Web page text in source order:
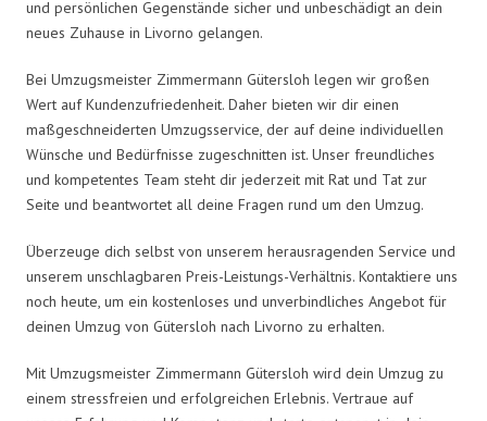
und persönlichen Gegenstände sicher und unbeschädigt an dein
neues Zuhause in Livorno gelangen.
Bei Umzugsmeister Zimmermann Gütersloh legen wir großen
Wert auf Kundenzufriedenheit. Daher bieten wir dir einen
maßgeschneiderten Umzugsservice, der auf deine individuellen
Wünsche und Bedürfnisse zugeschnitten ist. Unser freundliches
und kompetentes Team steht dir jederzeit mit Rat und Tat zur
Seite und beantwortet all deine Fragen rund um den Umzug.
Überzeuge dich selbst von unserem herausragenden Service und
unserem unschlagbaren Preis-Leistungs-Verhältnis. Kontaktiere uns
noch heute, um ein kostenloses und unverbindliches Angebot für
deinen Umzug von Gütersloh nach Livorno zu erhalten.
Mit Umzugsmeister Zimmermann Gütersloh wird dein Umzug zu
einem stressfreien und erfolgreichen Erlebnis. Vertraue auf